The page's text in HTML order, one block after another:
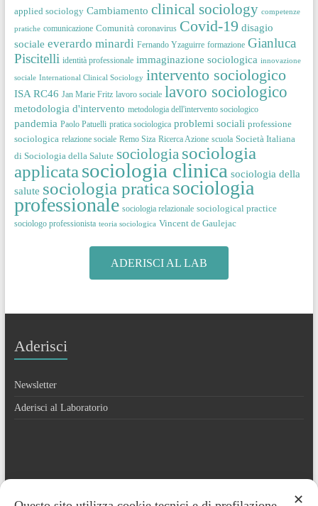
applied sociology Cambiamento clinical sociology competenze
pratiche comunicazione Comunità coronavirus Covid-19 disagio
sociale everardo minardi Fernando Yzaguirre formazione Gianluca
Piscitelli identità professionale immaginazione sociologica innovazione
sociale International Clinical Sociology intervento sociologico
ISA RC46 Jan Marie Fritz lavoro sociale lavoro sociologico
metodologia d'intervento metodologia dell'intervento sociologico
pandemia Paolo Patuelli pratica sociologica problemi sociali professione
sociologica relazione sociale Remo Siza Ricerca Azione scuola Società Italiana
di Sociologia della Salute sociologia sociologia
applicata sociologia clinica sociologia della
salute sociologia pratica sociologia
professionale sociologia relazionale sociological practice
sociologo professionista teoria sociologica Vincent de Gaulejac
ADERISCI AL LAB
Aderisci
Newsletter
Aderisci al Laboratorio
Contatti ✕